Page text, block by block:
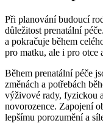
Při planování budoucí
důležitost prenatální
a pokračuje během
pro matku, ale i pro otce
Během prenatální péče
změnách a potřebách
výživové rady, fyzickou
novorozence. Zapojení
lepšímu porozumění a